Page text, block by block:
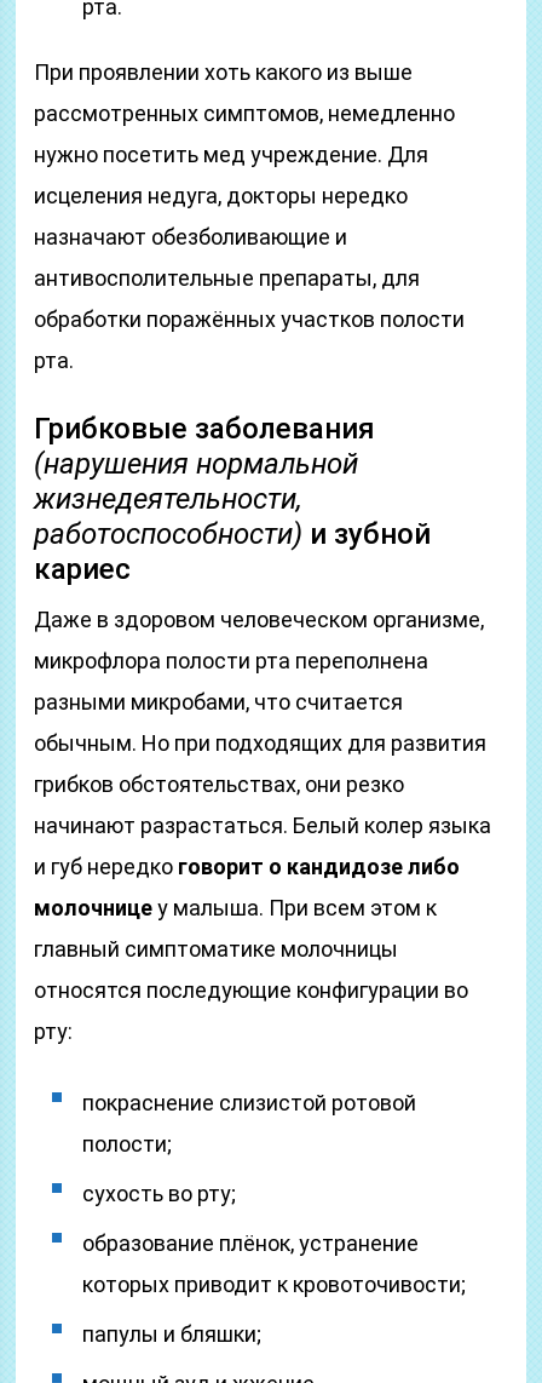
рта.
При проявлении хоть какого из выше
рассмотренных симптомов, немедленно
нужно посетить мед учреждение. Для
исцеления недуга, докторы нередко
назначают обезболивающие и
антивосполительные препараты, для
обработки поражённых участков полости
рта.
Грибковые заболевания
(нарушения нормальной
жизнедеятельности,
работоспособности) и зубной
кариес
Даже в здоровом человеческом организме,
микрофлора полости рта переполнена
разными микробами, что считается
обычным. Но при подходящих для развития
грибков обстоятельствах, они резко
начинают разрастаться. Белый колер языка
и губ нередко говорит о кандидозе либо
молочницеу малыша. При всем этом к
главный симптоматике молочницы
относятся последующие конфигурации во
рту:
покраснение слизистой ротовой
полости;
сухость во рту;
образование плёнок, устранение
которых приводит к кровоточивости;
папулы и бляшки;